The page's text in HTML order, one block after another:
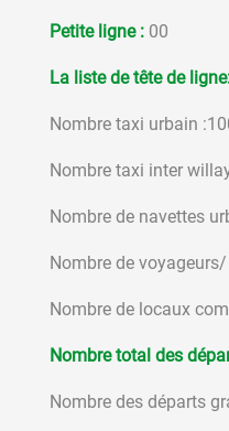
Petite ligne : 00
La liste de tête de
Nombre taxi urbain
Nombre taxi inter
Nombre de navettes
Nombre de
Nombre de locaux
Nombre total des
Nombre des départs